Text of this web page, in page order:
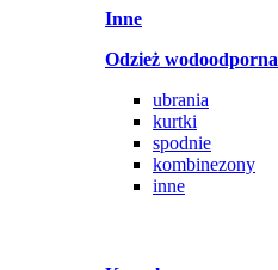
Inne
Odzież wodoodporna
ubrania
kurtki
spodnie
kombinezony
inne